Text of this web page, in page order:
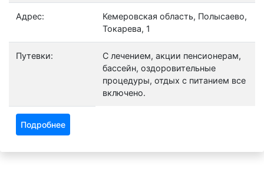
Адрес:
Кемеровская область, Полысаево,
Токарева, 1
Путевки:
С лечением, акции пенсионерам,
бассейн, оздоровительные
процедуры, отдых с питанием все
включено.
Подробнее